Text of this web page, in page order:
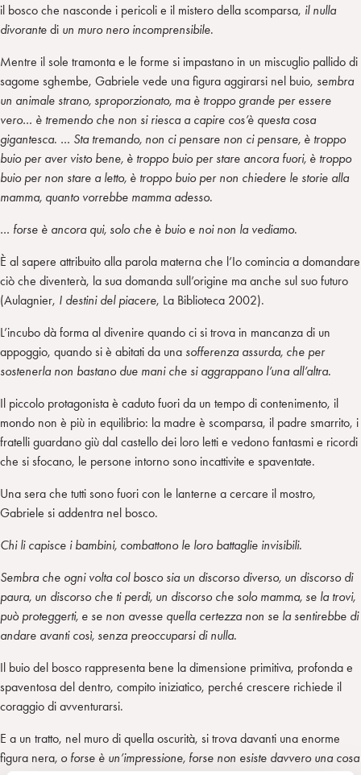
il bosco che nasconde i pericoli e il mistero della scomparsa, il nulla
divorante di un muro nero incomprensibile.
Mentre il sole tramonta e le forme si impastano in un miscuglio pallido di
sagome sghembe, Gabriele vede una figura aggirarsi nel buio, sembra
un animale strano, sproporzionato, ma è troppo grande per essere
vero… è tremendo che non si riesca a capire cos’è questa cosa
gigantesca. … Sta tremando, non ci pensare non ci pensare, è troppo
buio per aver visto bene, è troppo buio per stare ancora fuori, è troppo
buio per non stare a letto, è troppo buio per non chiedere le storie alla
mamma, quanto vorrebbe mamma adesso.
… forse è ancora qui, solo che è buio e noi non la vediamo.
È al sapere attribuito alla parola materna che l’Io comincia a domandare
ciò che diventerà, la sua domanda sull’origine ma anche sul suo futuro
(Aulagnier, I destini del piacere, La Biblioteca 2002).
L’incubo dà forma al divenire quando ci si trova in mancanza di un
appoggio, quando si è abitati da una sofferenza assurda, che per
sostenerla non bastano due mani che si aggrappano l’una all’altra.
Il piccolo protagonista è caduto fuori da un tempo di contenimento, il
mondo non è più in equilibrio: la madre è scomparsa, il padre smarrito, i
fratelli guardano giù dal castello dei loro letti e vedono fantasmi e ricordi
che si sfocano, le persone intorno sono incattivite e spaventate.
Una sera che tutti sono fuori con le lanterne a cercare il mostro,
Gabriele si addentra nel bosco.
Chi li capisce i bambini, combattono le loro battaglie invisibili.
Sembra che ogni volta col bosco sia un discorso diverso, un discorso di
paura, un discorso che ti perdi, un discorso che solo mamma, se la trovi,
può proteggerti, e se non avesse quella certezza non se la sentirebbe di
andare avanti così, senza preoccuparsi di nulla.
Il buio del bosco rappresenta bene la dimensione primitiva, profonda e
spaventosa del dentro, compito iniziatico, perché crescere richiede il
coraggio di avventurarsi.
E a un tratto, nel muro di quella oscurità, si trova davanti una enorme
figura nera, o forse è un’impressione, forse non esiste davvero una cosa